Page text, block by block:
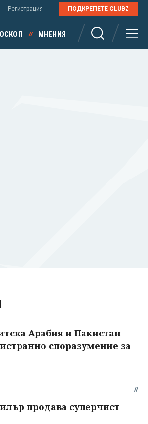
Регистрация ПОДКРЕПЕТЕ CLUBZ
МНЕНИЯ
Арабия и Пакистан
споразумение за
продава суперчист